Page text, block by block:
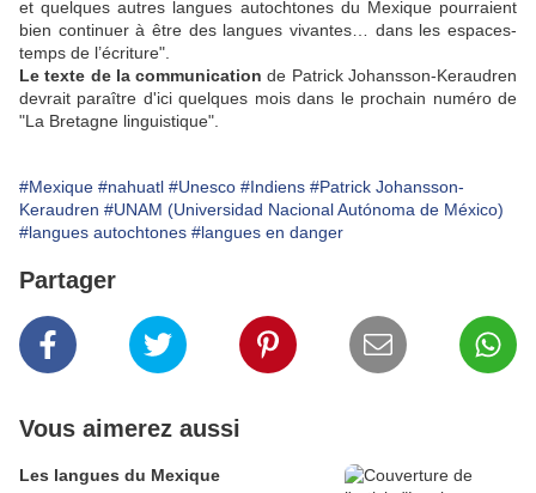
et quelques autres langues autochtones du Mexique pourraient
bien continuer à être des langues vivantes… dans les espaces-
temps de l’écriture".
Le texte de la communication de Patrick Johansson-Keraudren
devrait paraître d'ici quelques mois dans le prochain numéro de
"La Bretagne linguistique".
#Mexique #nahuatl #Unesco #Indiens #Patrick Johansson-
Keraudren #UNAM (Universidad Nacional Autónoma de México)
#langues autochtones #langues en danger
Partager
Vous aimerez aussi
Les langues du Mexique